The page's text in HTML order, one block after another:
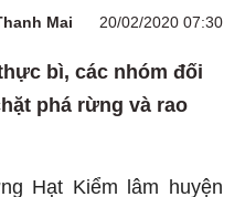
Mai 20/02/2020 07:30
bì, các nhóm đối
phá rừng và rao
Hạt Kiểm lâm huyện